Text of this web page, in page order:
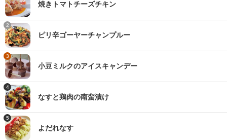
焼きトマトチーズチキン
2
ピリ辛ゴーヤーチャンプルー
3
小豆ミルクのアイスキャンデー
4
なすと鶏肉の南蛮漬け
5
よだれなす